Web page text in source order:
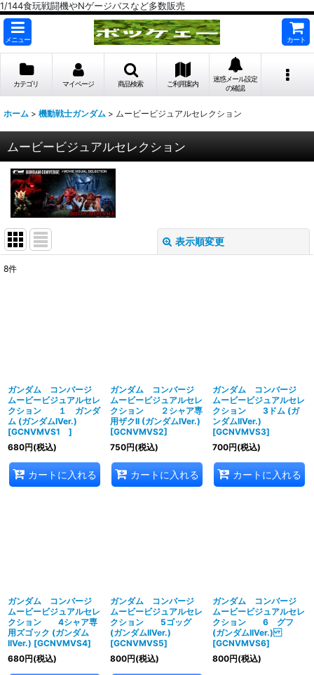
1/144食玩戦闘機やNゲージバスなど多数販売
メニュー カート
カテゴリ マイページ 商品検索 ご利用案内
迷惑メール設定
の確認
ホーム > 機動戦士ガンダム > ムービービジュアルセレクション
ムービービジュアルセレクション
表示順変更
8件
ガンダム コンバージ
ムービービジュアルセレ
クション １ ガンダ
ム (ガンダムIVer.)
[GCNVMVS1 ]
680円(税込)
カートに入れる
ガンダム コンバージ
ムービービジュアルセレ
クション ２シャア専
用ザクII (ガンダムIVer.)
[GCNVMVS2]
750円(税込)
カートに入れる
ガンダム コンバージ
ムービービジュアルセレ
クション 3ドム (ガ
ンダムIIVer.)
[GCNVMVS3]
700円(税込)
カートに入れる
ガンダム コンバージ
ムービービジュアルセレ
クション 4シャア専
用ズゴック (ガンダム
IIVer.) [GCNVMVS4]
680円(税込)
ガンダム コンバージ
ムービービジュアルセレ
クション 5ゴッグ
(ガンダムIIVer.)
[GCNVMVS5]
800円(税込)
ガンダム コンバージ
ムービービジュアルセレ
クション 6 グフ
(ガンダムIIVer.)
[GCNVMVS6]
800円(税込)